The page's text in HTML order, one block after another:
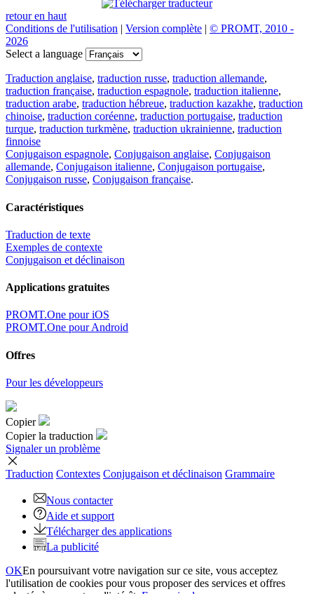
retour en haut
Conditions de l'utilisation | Version complète | © PROMT, 2010 -
2026
Select a language
Traduction anglaise, traduction russe, traduction allemande,
traduction française, traduction espagnole, traduction italienne,
traduction arabe, traduction hébreue, traduction kazakhe, traduction
chinoise, traduction coréenne, traduction portugaise, traduction
turque, traduction turkmène, traduction ukrainienne, traduction
finnoise
Conjugaison espagnole, Conjugaison anglaise, Conjugaison
allemande, Conjugaison italienne, Conjugaison portugaise,
Conjugaison russe, Conjugaison française.
Caractéristiques
Traduction de texte
Exemples de contexte
Conjugaison et déclinaison
Applications gratuites
PROMT.One pour iOS
PROMT.One pour Android
Offres
Pour les développeurs
Copier
Copier la traduction
Signaler un problème
Traduction Contextes Conjugaison et déclinaison Grammaire
Nous contacter
Aide et support
Télécharger des applications
La publicité
OKEn poursuivant votre navigation sur ce site, vous acceptez
l'utilisation de cookies pour vous proposer des services et offres